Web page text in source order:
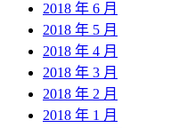
2018 年 6 月
2018 年 5 月
2018 年 4 月
2018 年 3 月
2018 年 2 月
2018 年 1 月